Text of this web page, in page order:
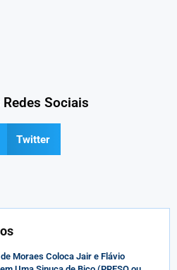
Sociais
Twitter
Moraes Coloca Jair e Flávio